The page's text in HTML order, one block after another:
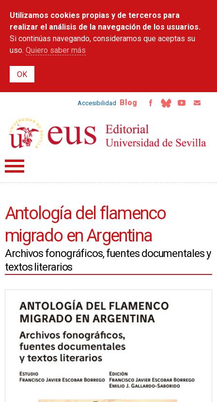
contenido
principal
Utilizamos cookies propias y de terceros para
realizar el análisis de la navegación de los usuarios.
Si continúas navegando, consideramos que aceptas su
uso. Quiero saber más
Accesibilidad Blog
Antología del flamenco
migrado en Argentina
Archivos fonográficos, fuentes documentales y
textos literarios